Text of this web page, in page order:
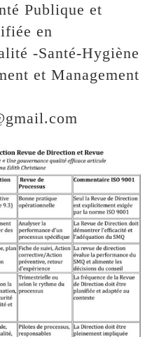
Publique et
en
-Santé-Hygiène
et Management